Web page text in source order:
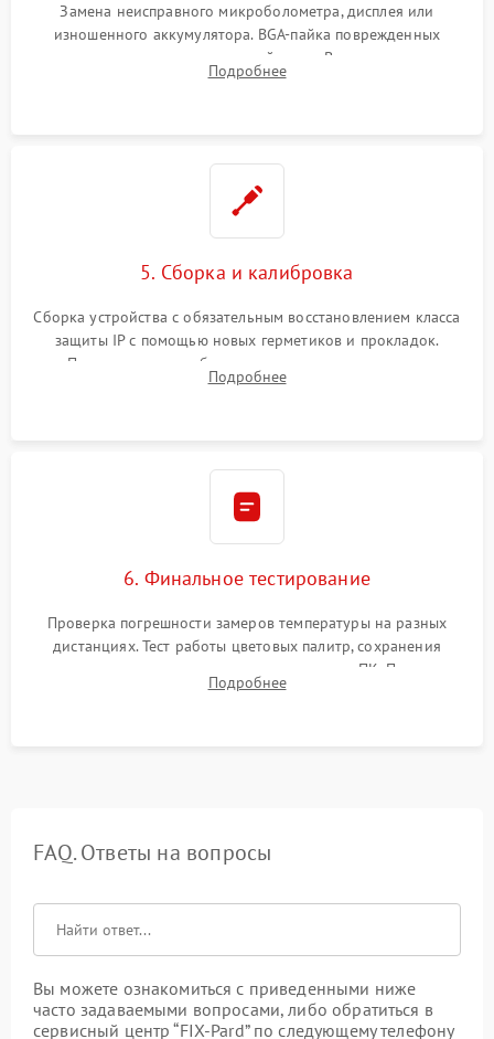
Замена неисправного микроболометра, дисплея или
изношенного аккумулятора. BGA-пайка поврежденных
контроллеров на материнской плате. Восстановление
разъемов и кнопок, замена поврежденных элементов
Подробнее
5. Сборка и калибровка
Сборка устройства с обязательным восстановлением класса
защиты IP с помощью новых герметиков и прокладок.
Программная калибровка матрицы по эталонному
абсолютно черному телу для точного измерения температур.
Подробнее
6. Финальное тестирование
Проверка погрешности замеров температуры на разных
дистанциях. Тест работы цветовых палитр, сохранения
термограмм в память и передачи данных на ПК. Проверка
автономности работы и итоговый контроль качества.
Подробнее
FAQ. Ответы на вопросы
Вы можете ознакомиться с приведенными ниже
часто задаваемыми вопросами, либо обратиться в
сервисный центр “FIX-Pard” по следующему телефону